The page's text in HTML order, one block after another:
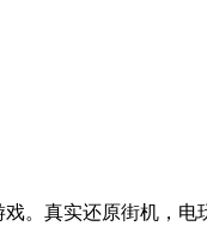
。真实还原街机，